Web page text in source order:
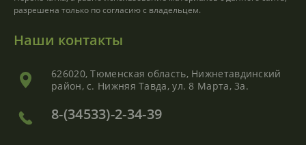
разрешена только по согласию с владельцем.
Наши контакты
626020, Тюменская область, Нижнетавдинский
район, с. Нижняя Тавда, ул. 8 Марта, 3а.
8-(34533)-2-34-39